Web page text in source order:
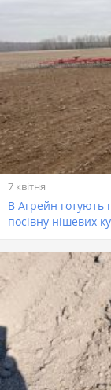
7 квітня
В Агрейн готують
посівну нішевих